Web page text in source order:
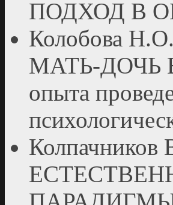
ПОДХОД В
Колобова
МАТЬ-ДОЧЬ
опыта
Колпачников